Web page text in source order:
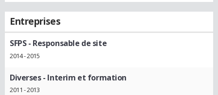
Entreprises
SFPS- Responsable de site
2014 - 2015
Diverses- Interim et formation
2011 - 2013